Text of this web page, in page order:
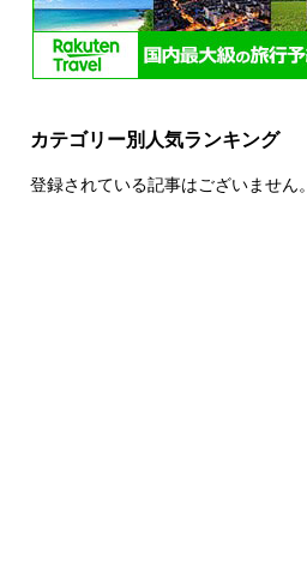
カテゴリー別人気ランキング
登録されている記事はございません。